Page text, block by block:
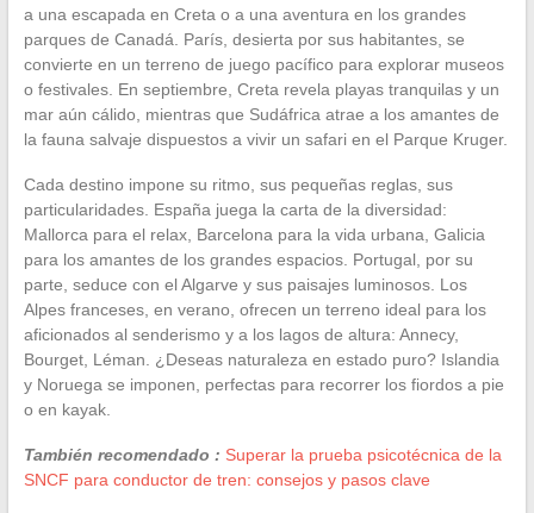
a una escapada en Creta o a una aventura en los grandes
parques de Canadá. París, desierta por sus habitantes, se
convierte en un terreno de juego pacífico para explorar museos
o festivales. En septiembre, Creta revela playas tranquilas y un
mar aún cálido, mientras que Sudáfrica atrae a los amantes de
la fauna salvaje dispuestos a vivir un safari en el Parque Kruger.
Cada destino impone su ritmo, sus pequeñas reglas, sus
particularidades. España juega la carta de la diversidad:
Mallorca para el relax, Barcelona para la vida urbana, Galicia
para los amantes de los grandes espacios. Portugal, por su
parte, seduce con el Algarve y sus paisajes luminosos. Los
Alpes franceses, en verano, ofrecen un terreno ideal para los
aficionados al senderismo y a los lagos de altura: Annecy,
Bourget, Léman. ¿Deseas naturaleza en estado puro? Islandia
y Noruega se imponen, perfectas para recorrer los fiordos a pie
o en kayak.
También recomendado : Superar la prueba psicotécnica de la
SNCF para conductor de tren: consejos y pasos clave